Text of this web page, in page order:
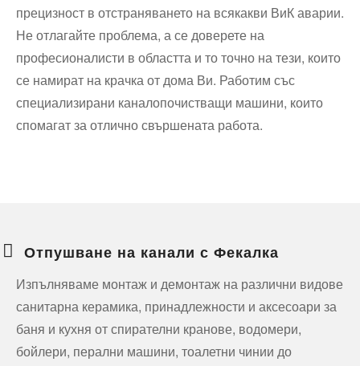
прецизност в отстраняването на всякакви ВиК аварии.
Не отлагайте проблема, а се доверете на
професионалисти в областта и то точно на тези, които
се намират на крачка от дома Ви. Работим със
специализирани каналопочистващи машини, които
спомагат за отлично свършената работа.
Отпушване на канали с Фекалка
Изпълняваме монтаж и демонтаж на различни видове
санитарна керамика, принадлежности и аксесоари за
баня и кухня от спирателни кранове, водомери,
бойлери, перални машини, тоалетни чинии до